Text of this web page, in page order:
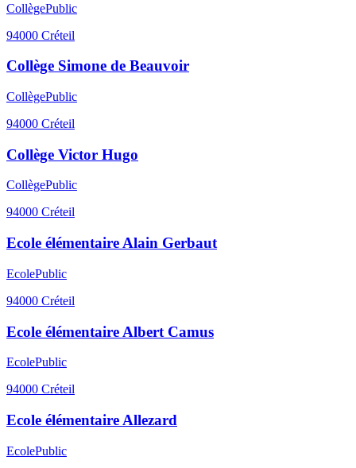
CollègePublic
94000 Créteil
Collège Simone de Beauvoir
CollègePublic
94000 Créteil
Collège Victor Hugo
CollègePublic
94000 Créteil
Ecole élémentaire Alain Gerbaut
EcolePublic
94000 Créteil
Ecole élémentaire Albert Camus
EcolePublic
94000 Créteil
Ecole élémentaire Allezard
EcolePublic